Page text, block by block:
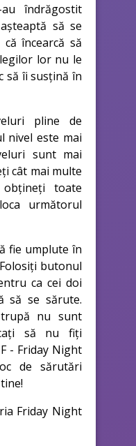
îndrăgostit
să se
încearcă să
lor nu le
să îi susțină în
pline de
nivel este mai
sunt mai
cât mai multe
toate
următorul
fie umplute în
butonul
ca cei doi
să se sărute.
nu sunt
să nu fiți
- Friday Night
de sărutări
Friday Night